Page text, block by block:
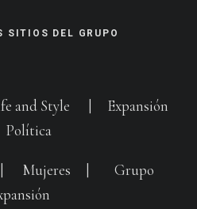
SITIOS DEL GRUPO
and Style | Expansión
Política
Mujeres | Grupo